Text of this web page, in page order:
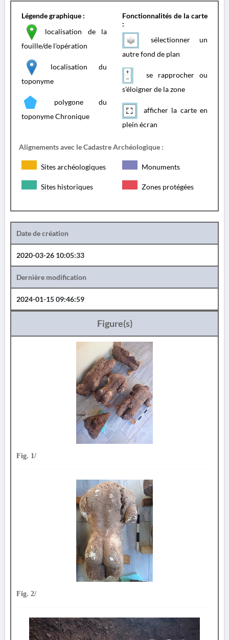
Légende graphique :
localisation de la
fouille/de l'opération
localisation du
toponyme
polygone du
toponyme Chronique
Fonctionnalités de la carte
:
sélectionner un
autre fond de plan
se rapprocher ou
s'éloigner de la zone
afficher la carte en
plein écran
Alignements avec le Cadastre Archéologique :
Sites archéologiques Monuments
Sites historiques Zones protégées
Date de création
2020-03-26 10:05:33
Dernière modification
2024-01-15 09:46:59
Figure(s)
Fig. 1/
Fig. 2/